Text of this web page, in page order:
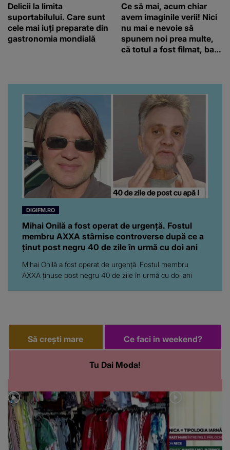
Delicii la limita
suportabilului. Care sunt
cele mai iuți preparate din
gastronomia mondială
Ce să mai, acum chiar
avem imaginile verii! Nici
nu mai e nevoie să
spunem noi prea multe,
că totul a fost filmat, ba
da, frumoasa iubită a lui
Florin Ristei e...
DIGIFM.RO
Mihai Onilă a fost operat de urgență. Fostul
membru AXXA stârnise controverse după ce a
ținut post negru 40 de zile în urmă cu doi ani
Mihai Onilă a fost operat de urgență. Fostul membru
AXXA ținuse post negru 40 de zile în urmă cu doi ani
Să crești mare
Tu Dai Moda!
Ce faci in weekend?